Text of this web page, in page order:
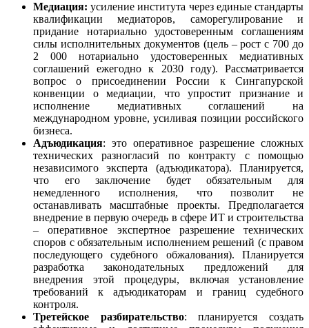
Медиация: усиление института через единые стандарты
квалификации медиаторов, саморегулирование и
придание нотариально удостоверенным соглашениям
силы исполнительных документов (цель – рост с 700 до
2 000 нотариально удостоверенных медиативных
соглашений ежегодно к 2030 году). Рассматривается
вопрос о присоединении России к Сингапурской
конвенции о медиации, что упростит признание и
исполнение медиативных соглашений на
международном уровне, усиливая позиции российского
бизнеса.
Адъюдикация: это оперативное разрешение сложных
технических разногласий по контракту с помощью
независимого эксперта (адъюдикатора). Планируется,
что его заключение будет обязательным для
немедленного исполнения, что позволит не
останавливать масштабные проекты. Предполагается
внедрение в первую очередь в сфере ИТ и строительства
– оперативное экспертное разрешение технических
споров с обязательным исполнением решений (с правом
последующего судебного обжалования). Планируется
разработка законодательных предложений для
внедрения этой процедуры, включая установление
требований к адъюдикаторам и границ судебного
контроля.
Третейское разбирательство: планируется создать